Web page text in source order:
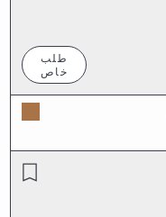
طلب
خاص